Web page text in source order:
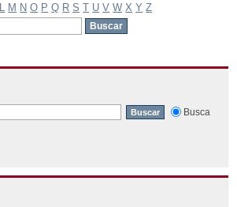
M N O P Q R S T U V W X Y Z
Busca